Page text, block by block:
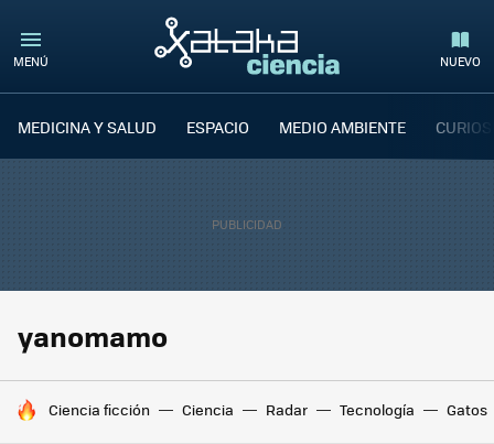
MENÚ NUEVO
MEDICINA Y SALUD ESPACIO MEDIO AMBIENTE
yanomamo
HOY SE HABLA DE
Ciencia ficción Ciencia Radar Tecnología Gatos